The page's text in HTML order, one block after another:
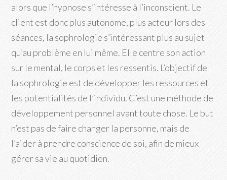
alors que l’hypnose s’intéresse à l’inconscient. Le
client est donc plus autonome, plus acteur lors des
séances, la sophrologie s’intéressant plus au sujet
qu’au problème en lui même. Elle centre son action
sur le mental, le corps et les ressentis. L’objectif de
la sophrologie est de développer les ressources et
les potentialités de l’individu. C’est une méthode de
développement personnel avant toute chose. Le but
n’est pas de faire changer la personne, mais de
l’aider à prendre conscience de soi, afin de mieux
gérer sa vie au quotidien.